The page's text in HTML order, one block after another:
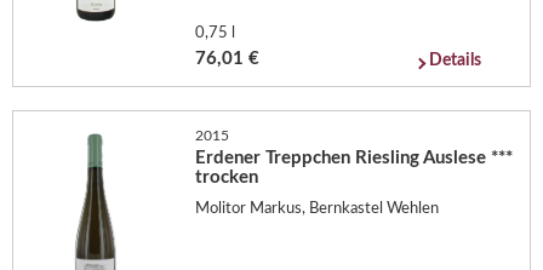
0,75 l
76,01 € Details
2015
Erdener Treppchen Riesling Auslese ***
trocken
Molitor Markus, Bernkastel Wehlen